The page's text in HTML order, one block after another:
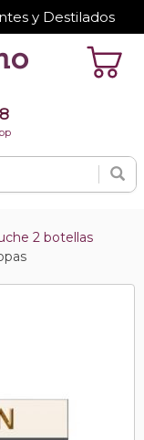
y Destilados
2 botellas